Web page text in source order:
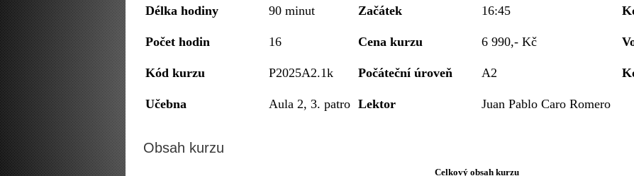
Délka hodiny 90 minut Začátek 16:45
Počet hodin 16 Cena kurzu 6 990,- Kč
Kód kurzu P2025A2.1k Počáteční úroveň A2
Učebna Aula 2, 3. patro Lektor Juan Pablo Caro Romero
Obsah kurzu
Celkový obsah kurzu